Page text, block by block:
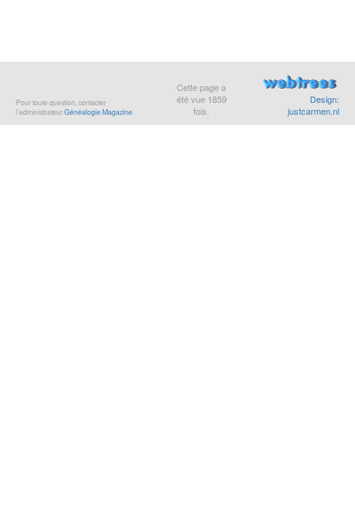
Pour toute question, contacter
l’administrateurGénéalogie Magazine.
Cette page a
été vue 1859
fois.
Design:
justcarmen.nl